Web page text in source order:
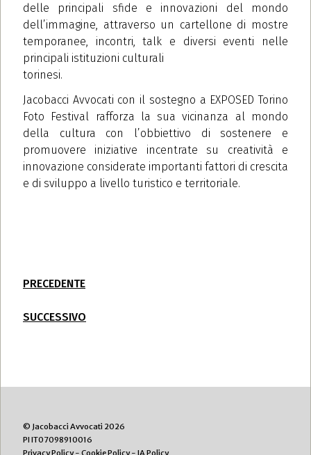
delle principali sfide e innovazioni del mondo
dell’immagine, attraverso un cartellone di mostre
temporanee, incontri, talk e diversi eventi nelle
principali istituzioni culturali
torinesi.
Jacobacci Avvocati con il sostegno a EXPOSED Torino
Foto Festival rafforza la sua vicinanza al mondo
della cultura con l’obbiettivo di sostenere e
promuovere iniziative incentrate su creatività e
innovazione considerate importanti fattori di crescita
e di sviluppo a livello turistico e territoriale.
PRECEDENTE
SUCCESSIVO
© Jacobacci Avvocati 2026
PI IT07098910016
Privacy Policy- Cookie Policy- IA Policy